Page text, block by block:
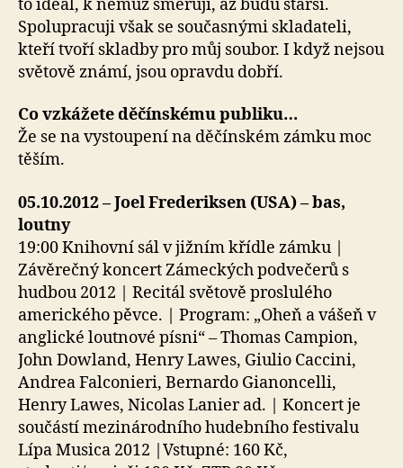
to ideál, k němuž směřuji, až budu starší.
Spolupracuji však se současnými skladateli,
kteří tvoří skladby pro můj soubor. I když nejsou
světově známí, jsou opravdu dobří.
Co vzkážete děčínskému publiku…
Že se na vystoupení na děčínském zámku moc
těším.
05.10.2012 – Joel Frederiksen (USA) – bas,
loutny
19:00 Knihovní sál v jižním křídle zámku |
Závěrečný koncert Zámeckých podvečerů s
hudbou 2012 | Recitál světově proslulého
amerického pěvce. | Program: „Oheň a vášeň v
anglické loutnové písni“ – Thomas Campion,
John Dowland, Henry Lawes, Giulio Caccini,
Andrea Falconieri, Bernardo Gianoncelli,
Henry Lawes, Nicolas Lanier ad. | Koncert je
součástí mezinárodního hudebního festivalu
Lípa Musica 2012 |Vstupné: 160 Kč,